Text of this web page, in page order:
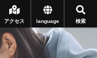
検索
language
アクセス